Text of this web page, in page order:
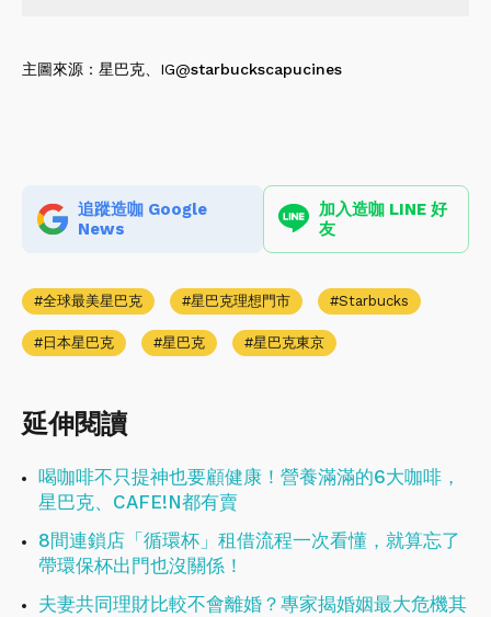
主圖來源：星巴克、IG@starbuckscapucines
追蹤造咖 Google
News
加入造咖 LINE 好
友
全球最美星巴克 星巴克理想門市 Starbucks
日本星巴克 星巴克 星巴克東京
延伸閱讀
喝咖啡不只提神也要顧健康！營養滿滿的6大咖啡，
星巴克、CAFE!N都有賣
8間連鎖店「循環杯」租借流程一次看懂，就算忘了
帶環保杯出門也沒關係！
夫妻共同理財比較不會離婚？專家揭婚姻最大危機其